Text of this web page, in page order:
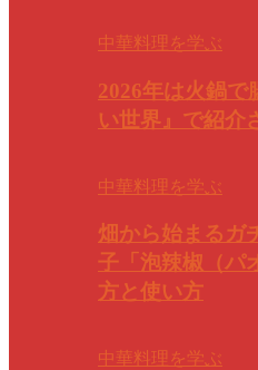
中華料理を学ぶ
2026年は火鍋で
い世界』で紹介
中華料理を学ぶ
畑から始まるガ
子「泡辣椒（パ
方と使い方
中華料理を学ぶ